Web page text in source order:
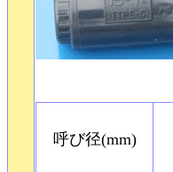
呼び径(mm)